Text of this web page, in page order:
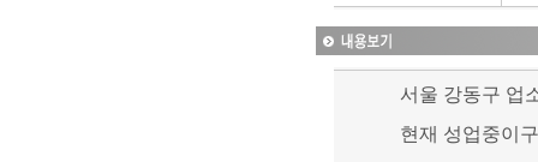
서울 강동구 업
현재 성업중이